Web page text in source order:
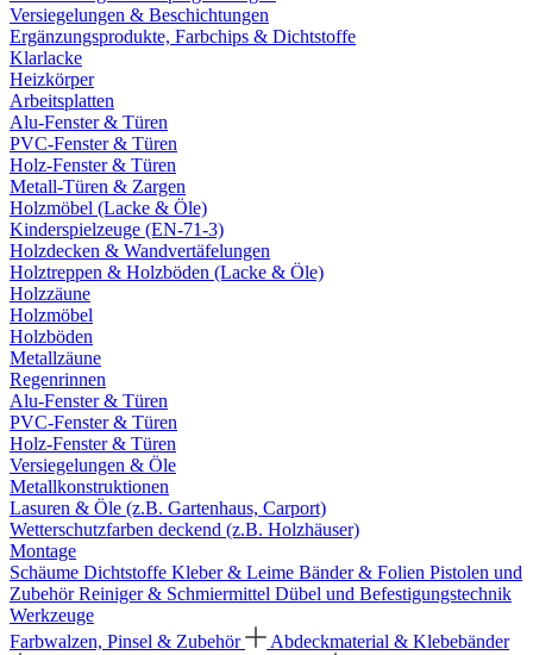
Versiegelungen & Beschichtungen
Ergänzungsprodukte, Farbchips & Dichtstoffe
Klarlacke
Heizkörper
Arbeitsplatten
Alu-Fenster & Türen
PVC-Fenster & Türen
Holz-Fenster & Türen
Metall-Türen & Zargen
Holzmöbel (Lacke & Öle)
Kinderspielzeuge (EN-71-3)
Holzdecken & Wandvertäfelungen
Holztreppen & Holzböden (Lacke & Öle)
Holzzäune
Holzmöbel
Holzböden
Metallzäune
Regenrinnen
Alu-Fenster & Türen
PVC-Fenster & Türen
Holz-Fenster & Türen
Versiegelungen & Öle
Metallkonstruktionen
Lasuren & Öle (z.B. Gartenhaus, Carport)
Wetterschutzfarben deckend (z.B. Holzhäuser)
Montage
Schäume Dichtstoffe Kleber & Leime Bänder & Folien Pistolen und
ZubehörReiniger & Schmiermittel Dübel und Befestigungstechnik
Werkzeuge
Farbwalzen, Pinsel & Zubehör
Abdeckmaterial & Klebebänder